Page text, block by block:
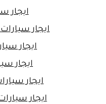
ايجار
ايجار
ايجار
ايجار
ايجار
ايجار